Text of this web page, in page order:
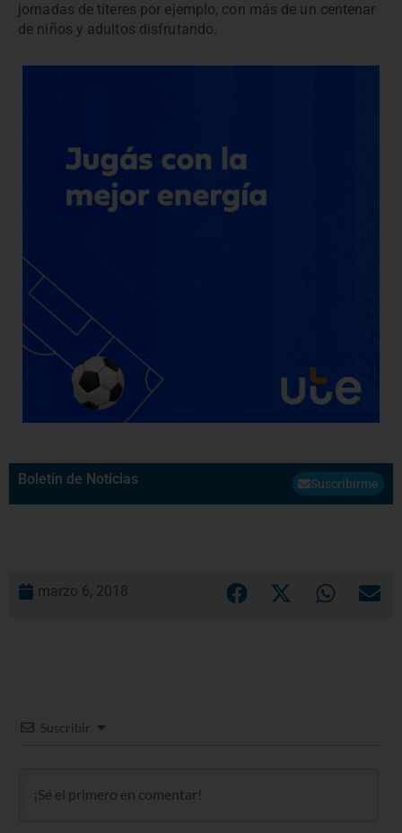
jornadas de títeres por ejemplo, con más de un centenar
de niños y adultos disfrutando.
Boletín de Noticias Suscribirme
marzo 6, 2018
Suscribir